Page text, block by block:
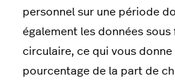
personnel sur une période
également les données
circulaire, ce qui vous donne
pourcentage de la part de